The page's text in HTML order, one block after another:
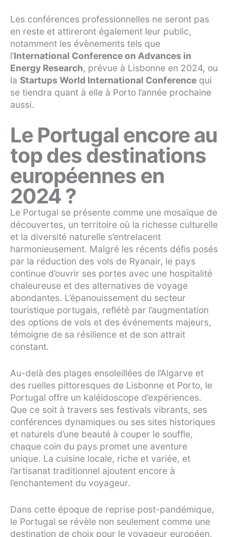
Les conférences professionnelles ne seront pas
en reste et attireront également leur public,
notamment les évènements tels que
l’International Conference on Advances in
Energy Research, prévue à Lisbonne en 2024, ou
la Startups World International Conference qui
se tiendra quant à elle à Porto l’année prochaine
aussi.
Le Portugal encore au
top des destinations
européennes en
2024 ?
Le Portugal se présente comme une mosaïque de
découvertes, un territoire où la richesse culturelle
et la diversité naturelle s’entrelacent
harmonieusement. Malgré les récents défis posés
par la réduction des vols de Ryanair, le pays
continue d’ouvrir ses portes avec une hospitalité
chaleureuse et des alternatives de voyage
abondantes. L’épanouissement du secteur
touristique portugais, reflété par l’augmentation
des options de vols et des événements majeurs,
témoigne de sa résilience et de son attrait
constant.
Au-delà des plages ensoleillées de l’Algarve et
des ruelles pittoresques de Lisbonne et Porto, le
Portugal offre un kaléidoscope d’expériences.
Que ce soit à travers ses festivals vibrants, ses
conférences dynamiques ou ses sites historiques
et naturels d’une beauté à couper le souffle,
chaque coin du pays promet une aventure
unique. La cuisine locale, riche et variée, et
l’artisanat traditionnel ajoutent encore à
l’enchantement du voyageur.
Dans cette époque de reprise post-pandémique,
le Portugal se révèle non seulement comme une
destination de choix pour le voyageur européen,